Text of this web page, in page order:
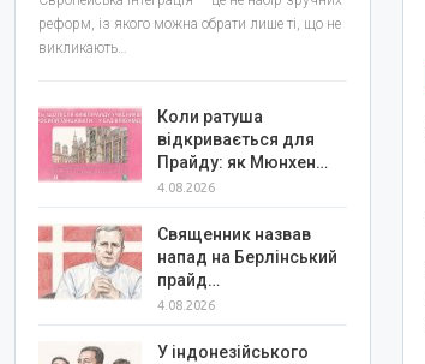
реформ, із якого можна обрати лише ті, що не
викликають…
Коли ратуша
відкривається для
Прайду: як Мюнхен…
4.08.2026
Священник назвав
напад на Берлінський
прайд…
4.08.2026
У індонезійського